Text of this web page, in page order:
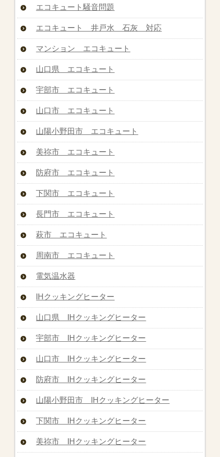
エコキュート騒音問題
エコキュート 井戸水 石灰 対応
マンション エコキュート
山口県 エコキュート
宇部市 エコキュート
山口市 エコキュート
山陽小野田市 エコキュート
美祢市 エコキュート
防府市 エコキュート
下関市 エコキュート
長門市 エコキュート
萩市 エコキュート
周南市 エコキュート
電気温水器
IHクッキングヒーター
山口県 IHクッキングヒーター
宇部市 IHクッキングヒーター
山口市 IHクッキングヒーター
防府市 IHクッキングヒーター
山陽小野田市 IHクッキングヒーター
下関市 IHクッキングヒーター
美祢市 IHクッキングヒーター